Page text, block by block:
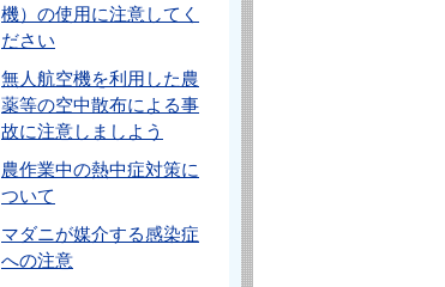
機）の使用に注意してく
ださい
無人航空機を利用した農
薬等の空中散布による事
故に注意しましよう
農作業中の熱中症対策に
ついて
マダニが媒介する感染症
への注意